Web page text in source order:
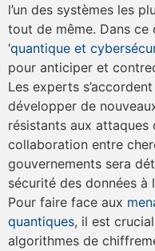
l’un des systèmes les
tout de même. Dans ce
‘quantique et
pour anticiper et
Les experts
développer de
résistants aux attaques
collaboration entre
gouvernements sera
sécurité des données à
Pour faire face aux
quantiques, il est
algorithmes de